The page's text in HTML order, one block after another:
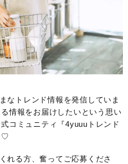
なトレンド情報を発信していま
情報をお届けしたいという思い
コミュニティ『4yuuuトレンド
♡
れる方、奮ってご応募くださ